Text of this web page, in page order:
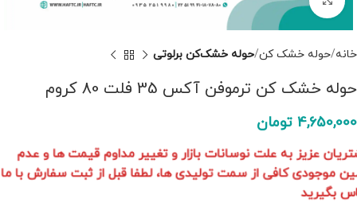
خانه حوله خشک کن حوله خشک‌کن برلوتی
حوله خشک کن ترموفن آکس 35 فلت 80 کروم
4,650,000 تومان
مشتریان عزیز به علت نوسانات بازار و تغییر مداوم قیمت ها و عدم
تامین موجودی کافی از سمت تولیدی ها، لطفا قبل از ثبت سفارش با ما
تماس بگیرید